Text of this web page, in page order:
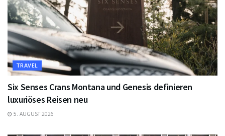
TRAVEL
Six Senses Crans Montana und Genesis definieren
luxuriöses Reisen neu
5. AUGUST 2026